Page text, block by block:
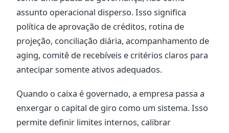
assunto operacional disperso. Isso significa
política de aprovação de créditos, rotina de
projeção, conciliação diária, acompanhamento de
aging, comitê de recebíveis e critérios claros para
antecipar somente ativos adequados.
Quando o caixa é governado, a empresa passa a
enxergar o capital de giro como um sistema. Isso
permite definir limites internos, calibrar